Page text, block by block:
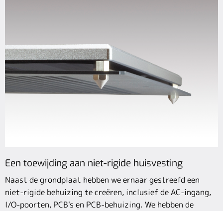
Een toewijding aan niet-rigide huisvesting
Naast de grondplaat hebben we ernaar gestreefd een
niet-rigide behuizing te creëren, inclusief de AC-ingang,
I/O-poorten, PCB's en PCB-behuizing. We hebben de